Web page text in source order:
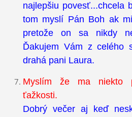
najlepšiu povesť...chcela
tom myslí Pán Boh ak
pretože on sa nikdy
Ďakujem Vám z celého
drahá pani Laura.
Myslím že ma niekto
ťažkosti.
Dobrý večer aj keď